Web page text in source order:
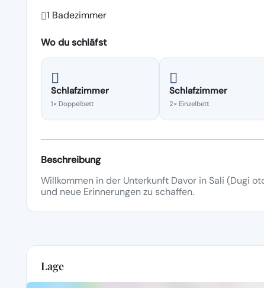
1 Badezimmer
Wo du schläfst
Schlafzimmer
1× Doppelbett
Schlafzimmer
2× Einzelbett
Beschreibung
Willkommen in der Unterkunft Davor in Sali (Dugi
und neue Erinnerungen zu schaffen.
Lage